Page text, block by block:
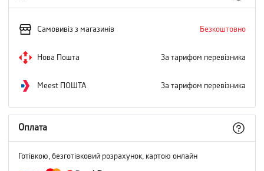
Самовивіз з магазинів Безкоштовно
Нова Пошта За тарифом перевізника
Meest ПОШТА За тарифом перевізника
Оплата
Готівкою, безготівковий розрахунок, картою онлайн